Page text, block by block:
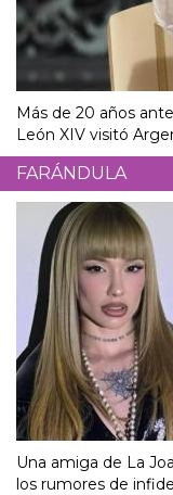
Más de 20 años
León XIV visitó
FARÁNDULA
Una amiga de La
los rumores de